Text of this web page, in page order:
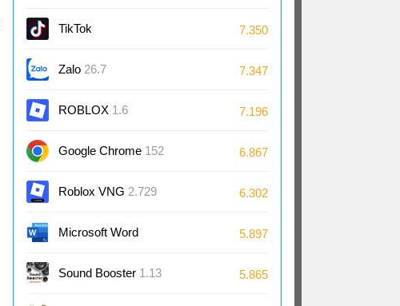
TikTok 7.350
Zalo 26.7 7.347
ROBLOX 1.6 7.196
Google Chrome 152 6.867
Roblox VNG 2.729 6.302
Microsoft Word
2024/2021/2019/2016
5.897
Sound Booster 1.13 5.865